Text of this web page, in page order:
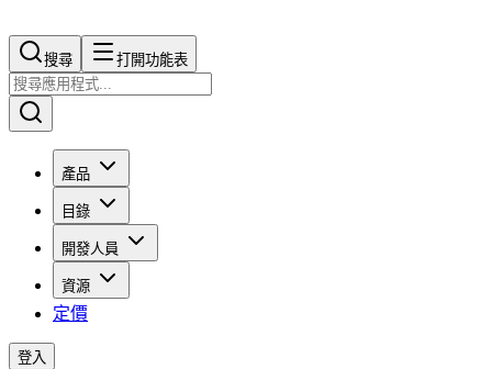
搜尋​​​​ 打開功能表
產品
目錄
開發人員
資源
定價
登入